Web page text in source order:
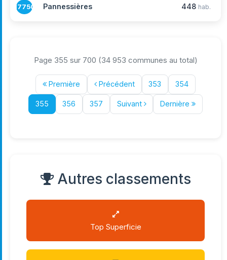
17750 Pannessières 448 hab.
Page 355 sur 700 (34 953 communes au total)
Première Précédent 353 354
355 356 357 Suivant Dernière
Autres classements
Top Superficie